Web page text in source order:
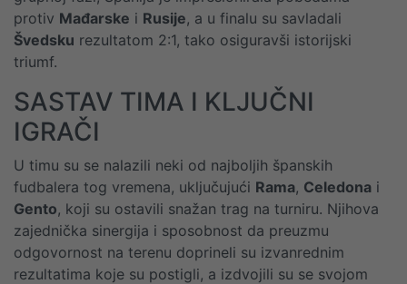
protiv Mađarske i Rusije, a u finalu su savladali
Švedsku rezultatom 2:1, tako osiguravši istorijski
triumf.
SASTAV TIMA I KLJUČNI
IGRAČI
U timu su se nalazili neki od najboljih španskih
fudbalera tog vremena, uključujući Rama, Celedona i
Gento, koji su ostavili snažan trag na turniru. Njihova
zajednička sinergija i sposobnost da preuzmu
odgovornost na terenu doprineli su izvanrednim
rezultatima koje su postigli, a izdvojili su se svojom